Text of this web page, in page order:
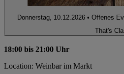
Donnerstag, 10.12.2026 • Offenes
That's
18:00 bis 21:00 Uhr
Location: Weinbar im Markt